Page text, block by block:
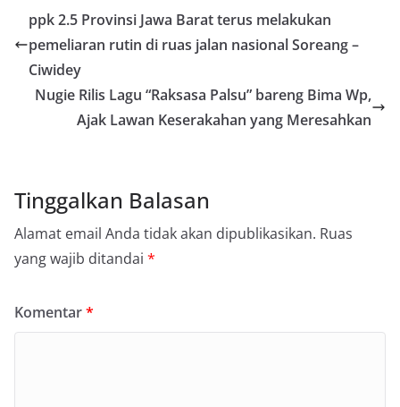
ppk 2.5 Provinsi Jawa Barat terus melakukan
pemeliaran rutin di ruas jalan nasional Soreang –
Ciwidey
Nugie Rilis Lagu “Raksasa Palsu” bareng Bima Wp,
Ajak Lawan Keserakahan yang Meresahkan
Tinggalkan Balasan
Alamat email Anda tidak akan dipublikasikan. Ruas
yang wajib ditandai *
Komentar*